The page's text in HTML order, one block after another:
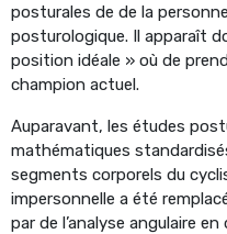
posturales de de la
posturologique. Il apparaît
position idéale » où de
champion actuel.
Auparavant, les études
mathématiques
segments corporels du
impersonnelle a été
par de l’analyse angulaire